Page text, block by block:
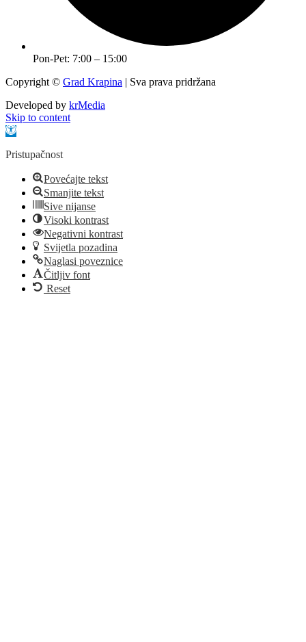
Pon-Pet: 7:00 – 15:00
Copyright © Grad Krapina | Sva prava pridržana
Developed by krMedia
Skip to content
Open toolbar
Pristupačnost
Povećajte tekst
Smanjite tekst
Sive nijanse
Visoki kontrast
Negativni kontrast
Svijetla pozadina
Naglasi poveznice
Čitljiv font
Reset